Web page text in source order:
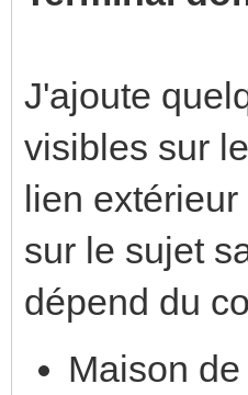
J'ajoute
visibles sur
lien
sur le sujet
dépend du
Maison